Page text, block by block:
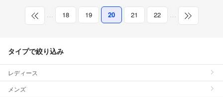
… 18 19 20 21 22 …
タイプで絞り込み
レディース
メンズ